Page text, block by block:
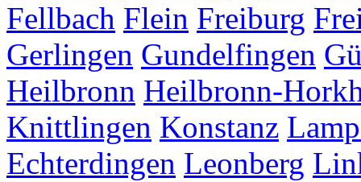
Fellbach Flein Freiburg
Gerlingen Gundelfingen
Heilbronn Heilbronn-
Knittlingen Konstanz
Echterdingen Leonberg